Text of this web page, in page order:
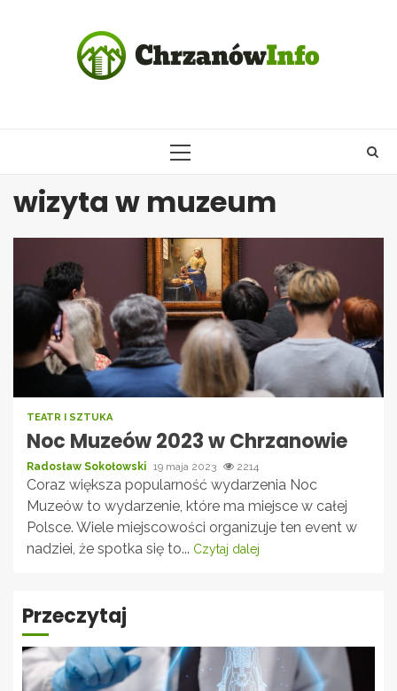
PRIMARY
wizyta w muzeum
TEATR I SZTUKA
Noc Muzeów 2023 w Chrzanowie
Radosław Sokołowski 19 maja 2023 2214
Coraz większa popularność wydarzenia Noc
Muzeów to wydarzenie, które ma miejsce w całej
Polsce. Wiele miejscowości organizuje ten event w
nadziei, że spotka się to... Czytaj dalej
Przeczytaj